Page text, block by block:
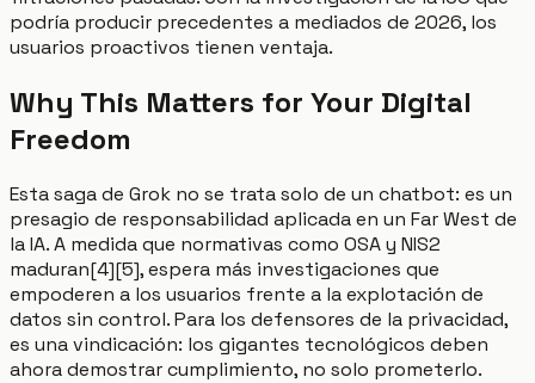
podría producir precedentes a mediados de 2026, los
usuarios proactivos tienen ventaja.
Why This Matters for Your Digital
Freedom
Esta saga de Grok no se trata solo de un chatbot: es un
presagio de responsabilidad aplicada en un Far West de
la IA. A medida que normativas como OSA y NIS2
maduran[4][5], espera más investigaciones que
empoderen a los usuarios frente a la explotación de
datos sin control. Para los defensores de la privacidad,
es una vindicación: los gigantes tecnológicos deben
ahora demostrar cumplimiento, no solo prometerlo.